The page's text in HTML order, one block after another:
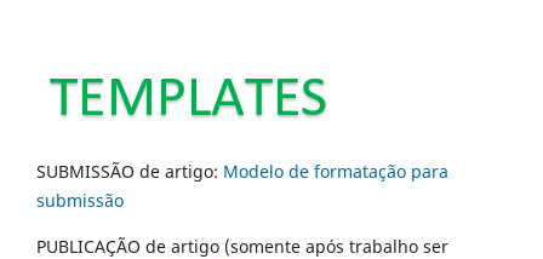
SUBMISSÃO de artigo: Modelo de formatação para
submissão
PUBLICAÇÃO de artigo (somente após trabalho ser